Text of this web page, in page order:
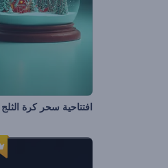
افتتاحية سحر كرة الثلج